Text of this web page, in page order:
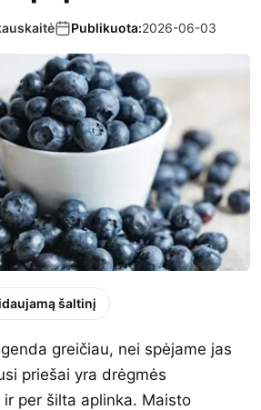
Publikuota:2026-06-03
šaltinį
greičiau, nei spėjame jas
priešai yra drėgmės
per šilta aplinka. Maisto